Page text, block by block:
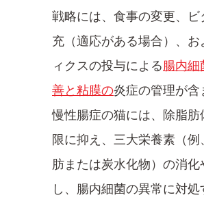
戦略には、食事の変更​、
充（適応がある場合）、
ィクスの投与による腸内細
善と粘膜の​炎症の管理が含
慢性腸症の猫には、除脂
限に抑え、三大栄養素（
肪または炭水化物）の消
し、腸内細菌の異常に対